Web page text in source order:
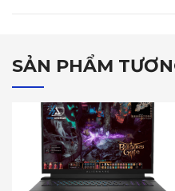
SẢN PHẨM